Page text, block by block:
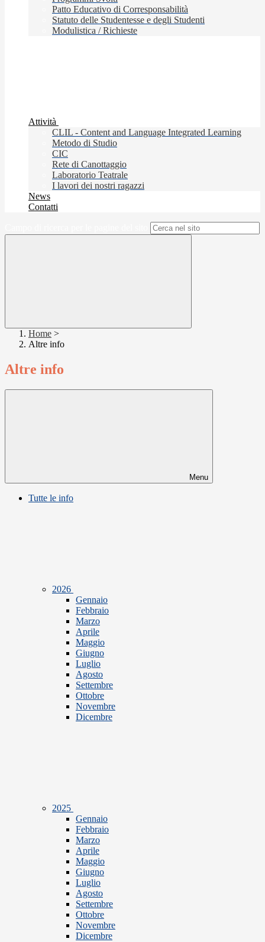
Patto Educativo di Corresponsabilità
Statuto delle Studentesse e degli Studenti
Modulistica / Richieste
Attività
CLIL - Content and Language Integrated Learning
Metodo di Studio
CIC
Rete di Canottaggio
Laboratorio Teatrale
I lavori dei nostri ragazzi
News
Contatti
Home >
Altre info
Altre info
Menu
Tutte le info
2026
Gennaio
Febbraio
Marzo
Aprile
Maggio
Giugno
Luglio
Agosto
Settembre
Ottobre
Novembre
Dicembre
2025
Gennaio
Febbraio
Marzo
Aprile
Maggio
Giugno
Luglio
Agosto
Settembre
Ottobre
Novembre
Dicembre